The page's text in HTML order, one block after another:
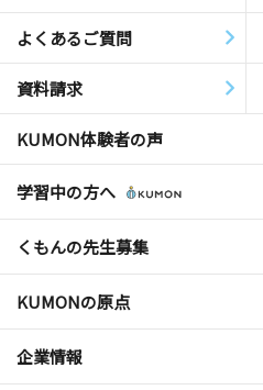
よくあるご質問
資料請求
KUMON体験者の声
学習中の方へ
くもんの先生募集
KUMONの原点
企業情報